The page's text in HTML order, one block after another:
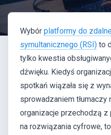
Wybór platformy do
symultanicznego (RSI) to
tylko kwestia
dźwięku. Kiedyś
spotkań wiązała się z
sprowadzaniem tłumaczy
organizacje przechodzą z
na rozwiązania cyfrowe, to